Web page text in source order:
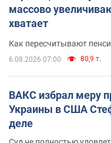
массово
хватает
Как пересчитывают
6.08.2026 07:00 80,9 т.
ВАКС избрал меру
Украины в США
деле